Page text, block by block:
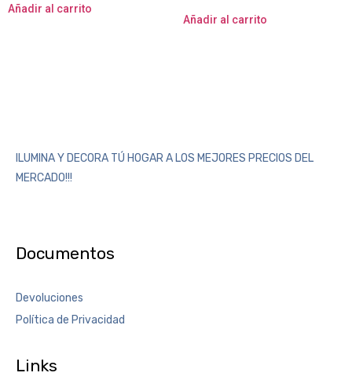
Añadir al carrito
Añadir al carrito
ILUMINA Y DECORA TÚ HOGAR A LOS MEJORES PRECIOS DEL
MERCADO!!!
Documentos
Devoluciones
Política de Privacidad
Links